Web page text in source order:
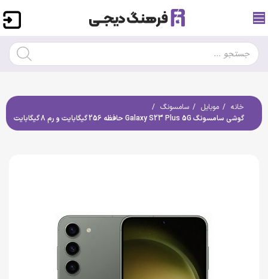
خانه موبایل
سامسونگ
گوشی سامسونگ Galaxy S23 Plus 5G حافظه 256 گیگابایت و رم 8 گیگابایت